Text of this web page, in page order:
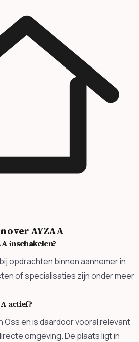
over AYZAA
inschakelen?
opdrachten binnen aannemer in
of specialisaties zijn onder meer
actief?
Oss en is daardoor vooral relevant
omgeving. De plaats ligt in